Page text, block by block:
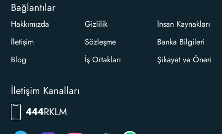
Bağlantılar
Hakkımızda
İletişim
Blog
Gizlilik
Sözleşme
İş Ortakları
İnsan Kaynakları
Banka Bilgileri
Şikayet ve Öneri
İletişim Kanalları
444RKLM